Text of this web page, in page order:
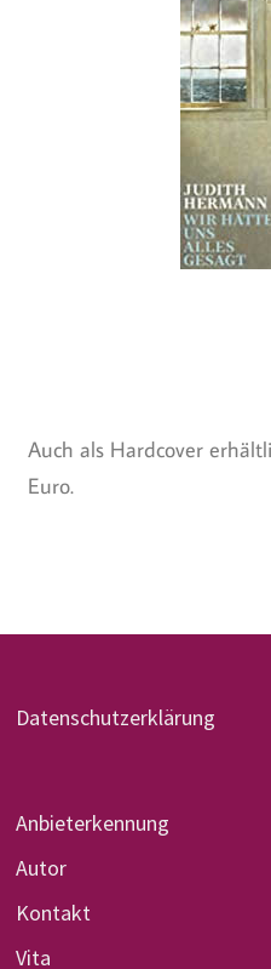
Auch als Hardcover
Euro.
Datenschutzerklärung
Anbieterkennung
Autor
Kontakt
Vita